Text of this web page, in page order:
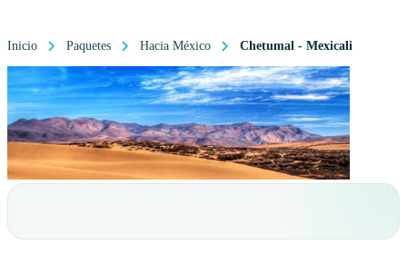
Inicio Paquetes Hacia México Chetumal - Mexicali